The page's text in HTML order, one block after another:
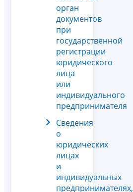
орган
документов
при
государственной
регистрации
юридического
лица
или
индивидуального
предпринимателя
Сведения
о
юридических
лицах
и
индивидуальных
предпринимателях,